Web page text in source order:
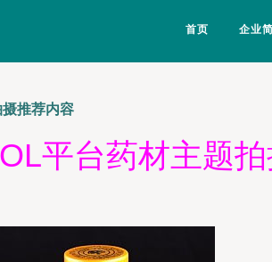
首页 企业
推荐内容
平台药材主题